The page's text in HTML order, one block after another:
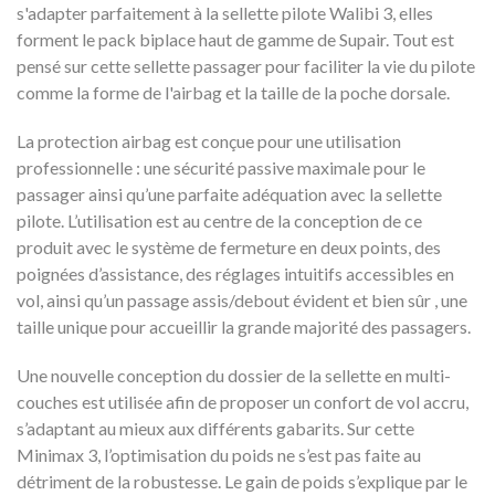
s'adapter parfaitement à la sellette pilote Walibi 3, elles
forment le pack biplace haut de gamme de Supair. Tout est
pensé sur cette sellette passager pour faciliter la vie du pilote
comme la forme de l'airbag et la taille de la poche dorsale.
La protection airbag est conçue pour une utilisation
professionnelle : une sécurité passive maximale pour le
passager ainsi qu’une parfaite adéquation avec la sellette
pilote. L’utilisation est au centre de la conception de ce
produit avec le système de fermeture en deux points, des
poignées d’assistance, des réglages intuitifs accessibles en
vol, ainsi qu’un passage assis/debout évident et bien sûr , une
taille unique pour accueillir la grande majorité des passagers.
Une nouvelle conception du dossier de la sellette en multi-
couches est utilisée afin de proposer un confort de vol accru,
s’adaptant au mieux aux différents gabarits. Sur cette
Minimax 3, l’optimisation du poids ne s’est pas faite au
détriment de la robustesse. Le gain de poids s’explique par le